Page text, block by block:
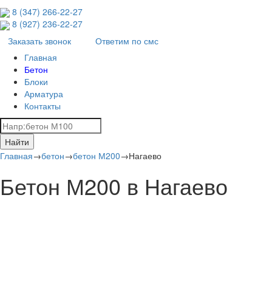
8 (347) 266‑22‑27
8 (927) 236‑22‑27
Заказать звонок
Ответим по смс
Главная
Бетон
Блоки
Арматура
Контакты
Найти
Главная→бетон→бетон М200→Нагаево
Бетон М200 в Нагаево